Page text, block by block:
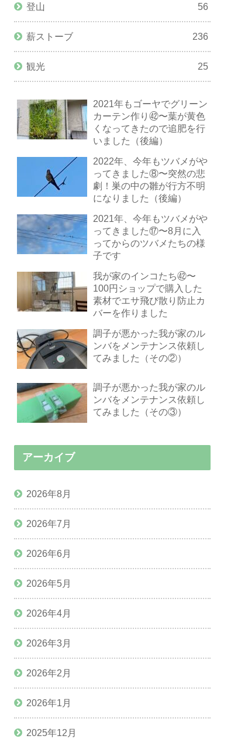
登山 56
薪ストーブ 236
観光 25
2021年もゴーヤでグリーン
カーテン作り㊷〜葉が黄色
くなってきたので追肥を行
いました（後編）
2022年、今年もツバメがや
ってきました⑧〜突然の悲
劇！巣の中の雛が行方不明
になりました（後編）
2021年、今年もツバメがや
ってきました⑰〜8月に入
ってからのツバメたちの様
子です
我が家のインコたち㊷〜
100円ショップで購入した
素材でエサ飛び散り防止カ
バーを作りました
調子が悪かった我が家のル
ンバをメンテナンス依頼し
てみました（その②）
調子が悪かった我が家のル
ンバをメンテナンス依頼し
てみました（その③）
アーカイブ
2026年8月
2026年7月
2026年6月
2026年5月
2026年4月
2026年3月
2026年2月
2026年1月
2025年12月